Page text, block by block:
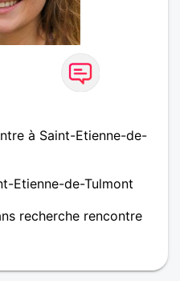
à Saint-Etienne-de-
Etienne-de-Tulmont
recherche rencontre
voyages et plus si